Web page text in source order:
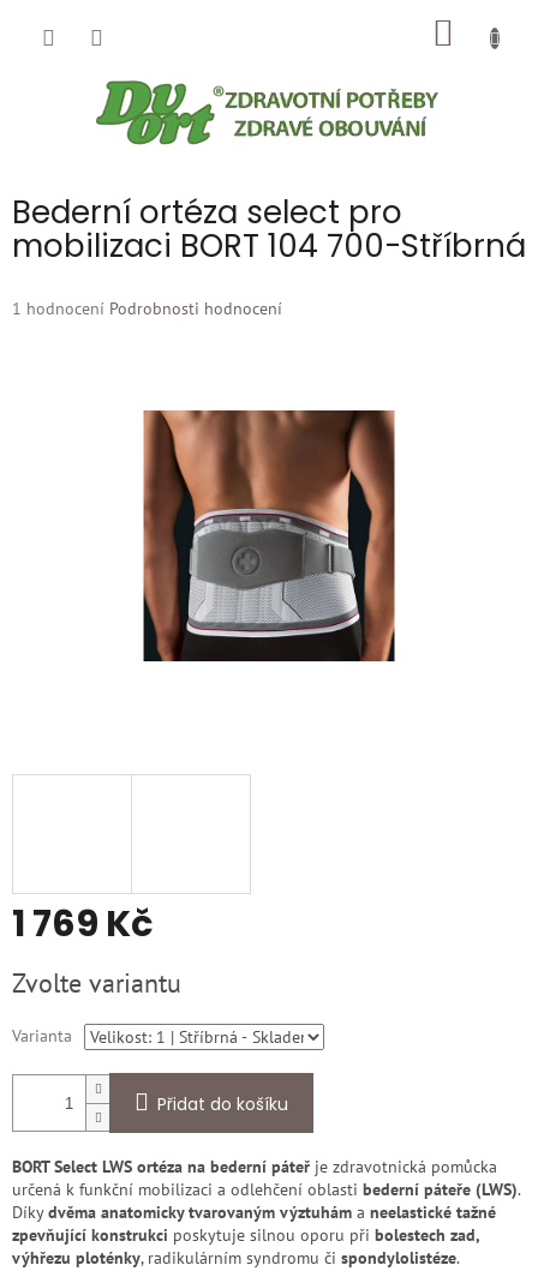
Bederní ortéza select pro
mobilizaci BORT 104 700-Stříbrná
Průměrné
1 hodnocení Podrobnosti hodnocení
1 769 Kč
cena:
Zvolte variantu
Varianta
Přidat do košíku
BORT Select LWS ortéza na bederní páteř je zdravotnická pomůcka
určená k funkční mobilizaci a odlehčení oblasti bederní páteře (LWS).
Díkydvěma anatomicky tvarovaným výztuhám a neelastické tažné
zpevňující konstrukci poskytuje silnou oporu při bolestech zad,
výhřezu ploténky, radikulárním syndromu či spondylolistéze.